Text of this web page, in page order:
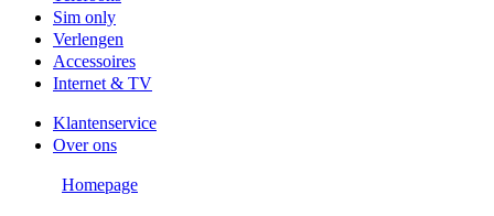
Sim only
Verlengen
Accessoires
Internet & TV
Klantenservice
Over ons
Homepage